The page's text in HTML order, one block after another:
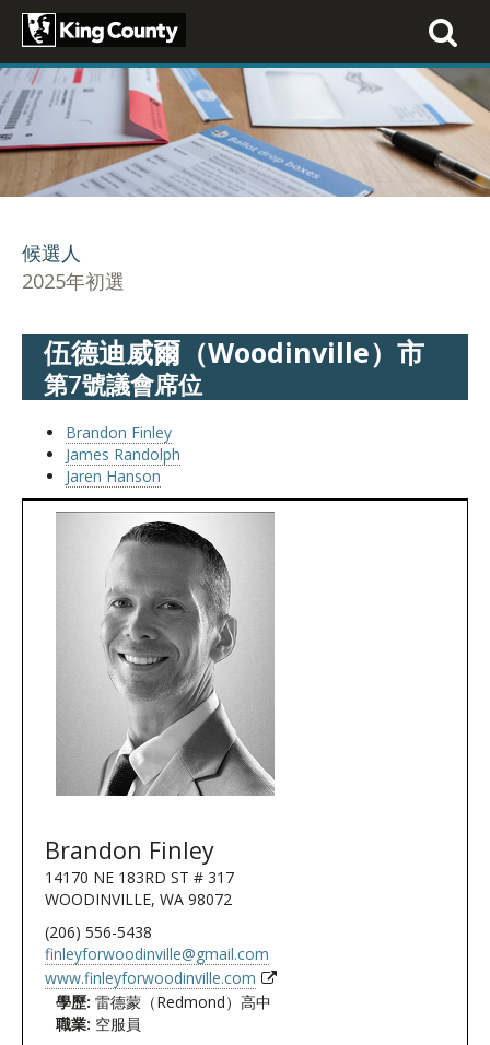
Toggle
候選人
2025年初選
伍德迪威爾（Woodinville）市
第7號議會席位
Brandon Finley
James Randolph
Jaren Hanson
Brandon Finley
14170 NE 183RD ST # 317
WOODINVILLE, WA 98072
(206) 556-5438
finleyforwoodinville@gmail.com
www.finleyforwoodinville.com
學歷: 雷德蒙（Redmond）高中
職業: 空服員